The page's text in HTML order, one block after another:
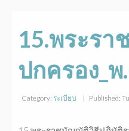
15.พระร
ปกครอง_พ
Category: ระเบียบ Published: